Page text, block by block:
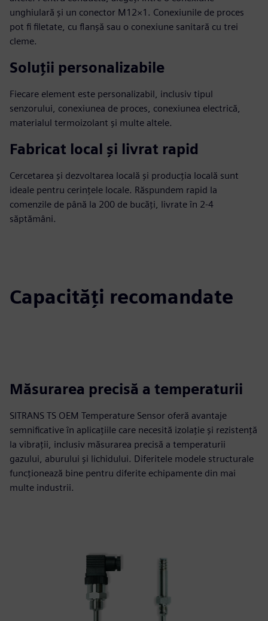
unghiulară și un conector M12×1. Conexiunile de proces
pot fi filetate, cu flanșă sau o conexiune sanitară cu trei
cleme.
Soluții personalizabile
Fiecare element este personalizabil, inclusiv tipul
senzorului, conexiunea de proces, conexiunea electrică,
materialul termoizolant și multe altele.
Fabricat local și livrat rapid
Cercetarea și dezvoltarea locală și producția locală sunt
ideale pentru cerințele locale. Răspundem rapid la
comenzile de până la 200 de bucăți, livrate în 2-4
săptămâni.
Capacități recomandate
Măsurarea precisă a temperaturii
SITRANS TS OEM Temperature Sensor oferă avantaje
semnificative în aplicațiile care necesită izolație și rezistență
la vibrații, inclusiv măsurarea precisă a temperaturii
gazului, aburului și lichidului. Diferitele modele structurale
funcționează bine pentru diferite echipamente din mai
multe industrii.